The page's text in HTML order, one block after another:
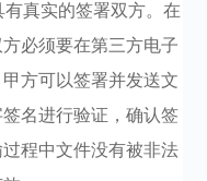
真实的签署双方。在
必须要在第三方电子
方可以签署并发送文
名进行验证，确认签
程中文件没有被非法